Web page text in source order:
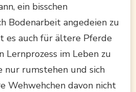
ein bisschen
Bodenarbeit angedeien zu
es auch für ältere Pferde
Lernprozess im Leben zu
nur rumstehen und sich
Wehwehchen davon nicht